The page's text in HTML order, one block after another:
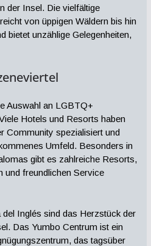
der Insel. Die vielfältige
von üppigen Wäldern bis hin
bietet unzählige Gelegenheiten,
Auswahl an LGBTQ+
Hotels und Resorts haben
Community spezialisiert und
Umfeld. Besonders in
gibt es zahlreiche Resorts,
und freundlichen Service
Inglés sind das Herzstück der
Das Yumbo Centrum ist ein
das tagsüber